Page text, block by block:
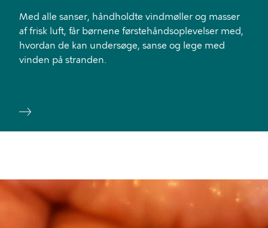
Med alle sanser, håndholdte vindmøller og masser
af frisk luft, får børnene førstehåndsoplevelser med,
hvordan de kan undersøge, sanse og lege med
vinden på stranden.